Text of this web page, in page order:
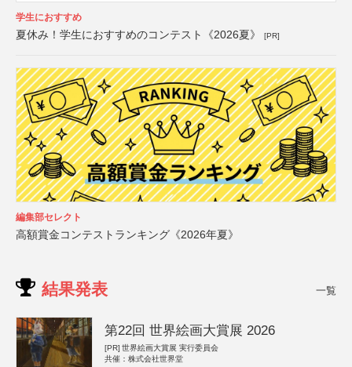
学生におすすめ
夏休み！学生におすすめのコンテスト《2026夏》 [PR]
編集部セレクト
高額賞金コンテストランキング《2026年夏》
結果発表 一覧
第22回 世界絵画大賞展 2026
[PR] 世界絵画大賞展 実行委員会
共催：株式会社世界堂